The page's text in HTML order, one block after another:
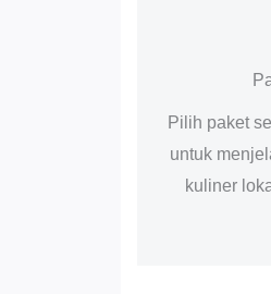
Pilih paket
untuk
kuliner